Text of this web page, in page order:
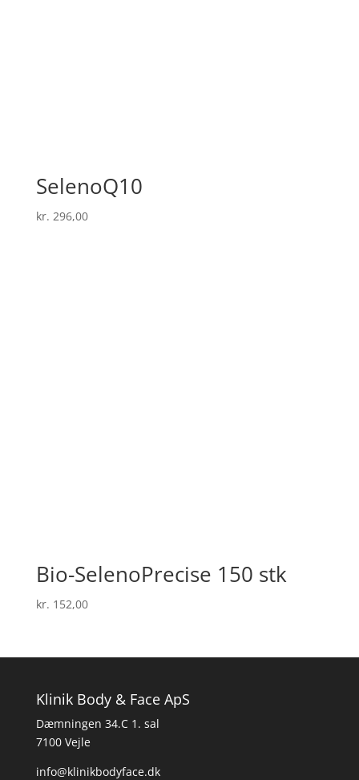
SelenoQ10
kr. 296,00
Bio-SelenoPrecise 150 stk
kr. 152,00
Klinik Body & Face ApS
Dæmningen 34.C 1. sal
7100 Vejle
info@klinikbodyface.dk